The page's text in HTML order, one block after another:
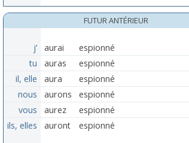
FUTUR ANTÉRIEUR
j’ aurai
espionné
tu
auras
espionné
il, elle
aura
espionné
nous
aurons
espionné
vous
aurez
espionné
ils, elles
auront espionné